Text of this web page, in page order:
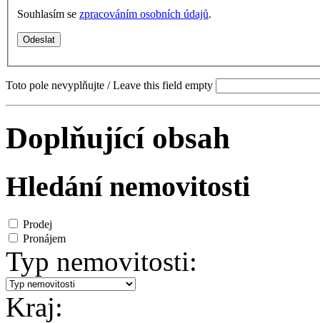
Souhlasím se zpracováním osobních údajů.
Toto pole nevyplňujte / Leave this field empty
Doplňující obsah
Hledání nemovitosti
Prodej
Pronájem
Typ nemovitosti:
Kraj: